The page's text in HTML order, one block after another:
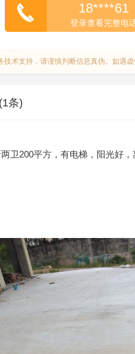
18****61
登录查看完整电
术支持，请谨慎判断信息真伪。如遇
条)
卫200平方，有电梯，阳光好